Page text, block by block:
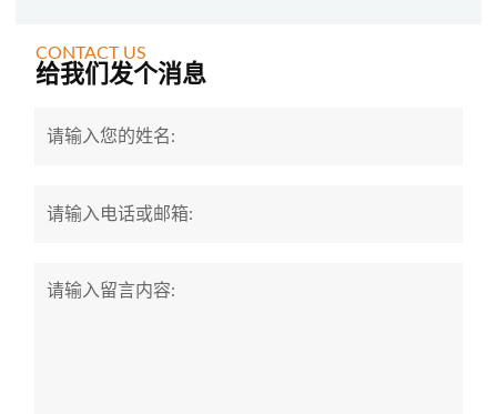
CONTACT US
给我们发个消息